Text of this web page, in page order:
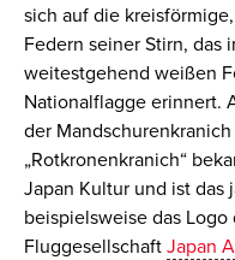
sich auf die
Federn seiner Stirn, das
weitestgehend weißen
Nationalflagge erinnert.
der
„Rotkronenkranich“
Japan Kultur und ist das
beispielsweise das
Fluggesellschaft Japan